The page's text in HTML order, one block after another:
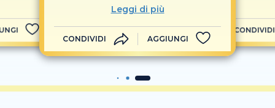
Leggi di più
CONDIVIDI AGGIUNGI
CONDIVIDI